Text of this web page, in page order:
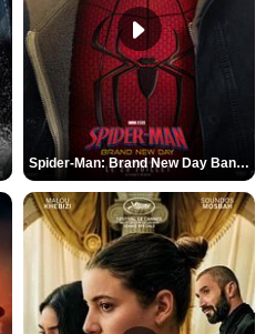
Spider-Man: Brand New Day Bande-annonce VO STFR